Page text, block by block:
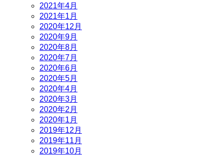
2021年4月
2021年1月
2020年12月
2020年9月
2020年8月
2020年7月
2020年6月
2020年5月
2020年4月
2020年3月
2020年2月
2020年1月
2019年12月
2019年11月
2019年10月